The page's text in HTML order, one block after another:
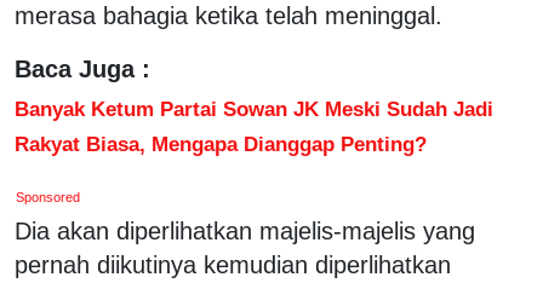
merasa bahagia ketika telah meninggal.
Baca Juga :
Banyak Ketum Partai Sowan JK Meski Sudah Jadi
Rakyat Biasa, Mengapa Dianggap Penting?
Sponsored
Dia akan diperlihatkan majelis-majelis yang
pernah diikutinya kemudian diperlihatkan